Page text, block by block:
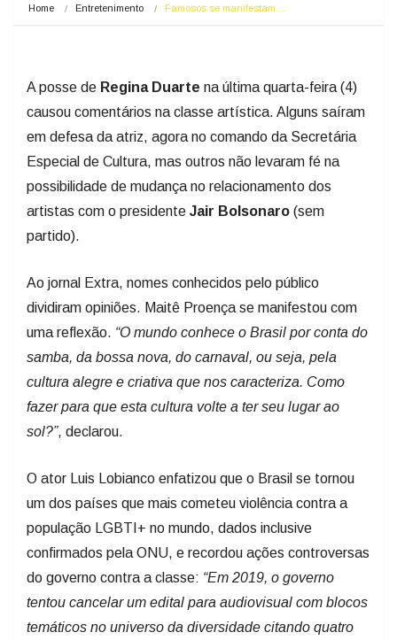
Home Entretenimento Famosos se manifestam…
A posse de Regina Duarte na última quarta-feira (4)
causou comentários na classe artística. Alguns saíram
em defesa da atriz, agora no comando da Secretária
Especial de Cultura, mas outros não levaram fé na
possibilidade de mudança no relacionamento dos
artistas com o presidente Jair Bolsonaro (sem
partido).
Ao jornal Extra, nomes conhecidos pelo público
dividiram opiniões. Maitê Proença se manifestou com
uma reflexão. “O mundo conhece o Brasil por conta do
samba, da bossa nova, do carnaval, ou seja, pela
cultura alegre e criativa que nos caracteriza. Como
fazer para que esta cultura volte a ter seu lugar ao
sol?”, declarou.
O ator Luis Lobianco enfatizou que o Brasil se tornou
um dos países que mais cometeu violência contra a
população LGBTI+ no mundo, dados inclusive
confirmados pela ONU, e recordou ações controversas
do governo contra a classe: “Em 2019, o governo
tentou cancelar um edital para audiovisual com blocos
temáticos no universo da diversidade citando quatro